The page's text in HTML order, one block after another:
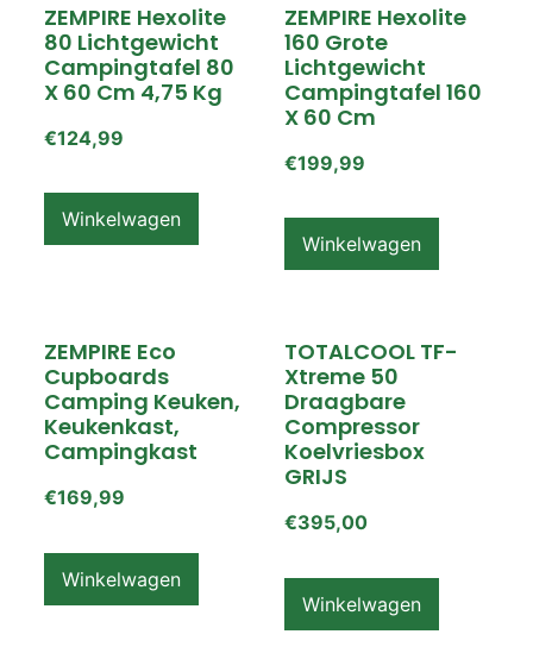
ZEMPIRE Hexolite
80 Lichtgewicht
Campingtafel 80
X 60 Cm 4,75 Kg
€124,99
Winkelwagen
ZEMPIRE Hexolite
160 Grote
Lichtgewicht
Campingtafel 160
X 60 Cm
€199,99
Winkelwagen
ZEMPIRE Eco
Cupboards
Camping Keuken,
Keukenkast,
Campingkast
€169,99
Winkelwagen
TOTALCOOL TF-
Xtreme 50
Draagbare
Compressor
Koelvriesbox
GRIJS
€395,00
Winkelwagen